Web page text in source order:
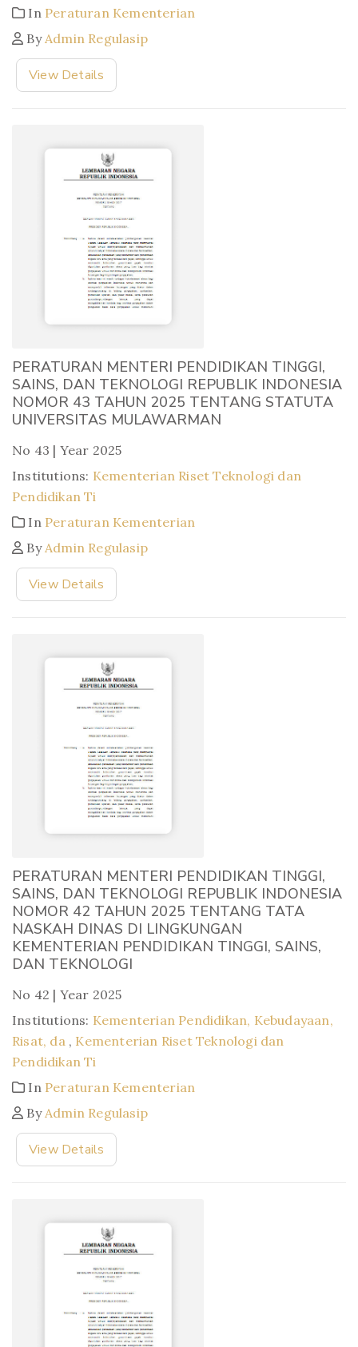
In Peraturan Kementerian
By Admin Regulasip
View Details
PERATURAN MENTERI PENDIDIKAN TINGGI,
SAINS, DAN TEKNOLOGI REPUBLIK INDONESIA
NOMOR 43 TAHUN 2025 TENTANG STATUTA
UNIVERSITAS MULAWARMAN
No 43 | Year 2025
Institutions: Kementerian Riset Teknologi dan
Pendidikan Ti
In Peraturan Kementerian
By Admin Regulasip
View Details
PERATURAN MENTERI PENDIDIKAN TINGGI,
SAINS, DAN TEKNOLOGI REPUBLIK INDONESIA
NOMOR 42 TAHUN 2025 TENTANG TATA
NASKAH DINAS DI LINGKUNGAN
KEMENTERIAN PENDIDIKAN TINGGI, SAINS,
DAN TEKNOLOGI
No 42 | Year 2025
Institutions: Kementerian Pendidikan, Kebudayaan,
Risat, da , Kementerian Riset Teknologi dan
Pendidikan Ti
In Peraturan Kementerian
By Admin Regulasip
View Details